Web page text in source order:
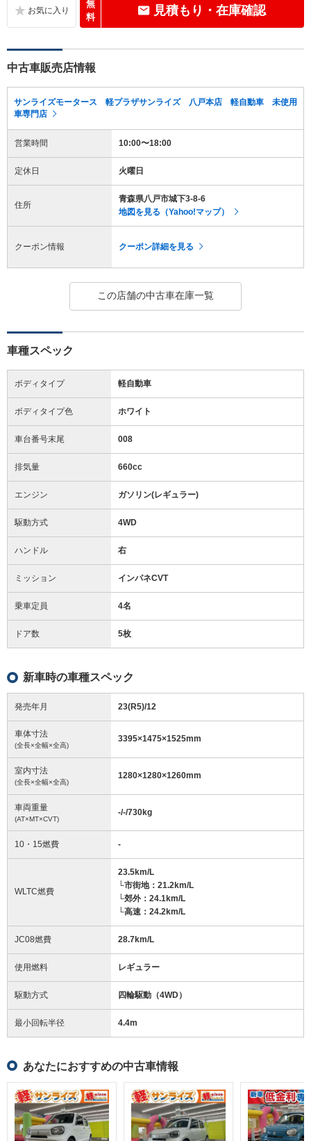
無
料
見積もり・在庫確認
中古車販売店情報
サンライズモータース 軽プラザサンライズ 八戸本店 軽自動車 未使用
車専門店
営業時間 10:00〜18:00
定休日 火曜日
住所
青森県八戸市城下3-8-6
地図を見る（Yahoo!マップ）
クーポン情報 クーポン詳細を見る
この店舗の中古車在庫一覧
車種スペック
ボディタイプ 軽自動車
ボディタイプ色 ホワイト
車台番号末尾 008
排気量 660cc
エンジン ガソリン(レギュラー)
駆動方式 4WD
ハンドル 右
ミッション インパネCVT
乗車定員 4名
ドア数 5枚
新車時の車種スペック
発売年月 23(R5)/12
車体寸法
(全長×全幅×全高)
3395×1475×1525mm
室内寸法
(全長×全幅×全高)
1280×1280×1260mm
車両重量
(AT×MT×CVT)
-/-/730kg
10・15燃費 -
WLTC燃費
23.5km/L
└市街地：21.2km/L
└郊外：24.1km/L
└高速：24.2km/L
JC08燃費 28.7km/L
使用燃料 レギュラー
駆動方式 四輪駆動（4WD）
最小回転半径 4.4m
あなたにおすすめの中古車情報